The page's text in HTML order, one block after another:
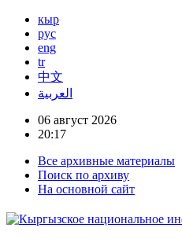
кыр
рус
eng
tr
中文
العربية
06 август 2026
20:17
Все архивные материалы
Поиск по архиву
На основной сайт